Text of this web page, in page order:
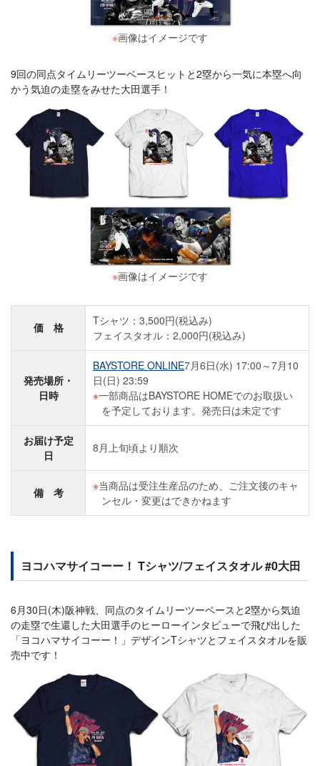
※画像はイメージです
9回の同点タイムリーツーベースヒットと2塁から一気に本塁へ向
かう気迫の走塁をみせた大田選手！
※画像はイメージです
価 格
Tシャツ：3,500円(税込み)
フェイスタオル：2,000円(税込み)
発売場所・
日時
BAYSTORE ONLINE7月6日(水) 17:00～7月10
日(日) 23:59
一部商品はBAYSTORE HOMEでのお取扱い
を予定しております。発売日は未定です
お届け予定
日
8月上旬頃より順次
備 考
当商品は受注生産品のため、ご注文後のキャ
ンセル・変更はできかねます
ヨコハマサイコーー！ Tシャツ/フェイスタオル #0大田
6月30日(木)阪神戦、同点のタイムリーツーベースと2塁から気迫
の走塁で生還した大田選手のヒーローインタビューで飛び出した
「ヨコハマサイコーー！」デザインTシャツとフェイスタオルを販
売中です！